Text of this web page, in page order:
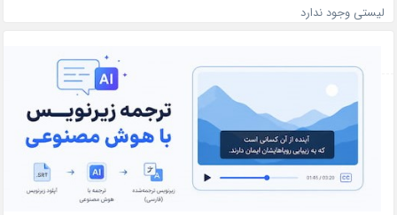
لیستی وجود ندارد